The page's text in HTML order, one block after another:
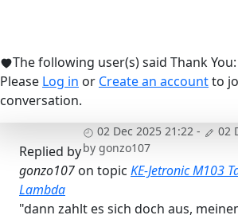
The following user(s) said Thank You:
Please Log in or Create an accountto
conversation.
02 Dec 2025 21:22 - 02
by gonzo107
Replied by
gonzo107on topic KE-Jetronic M103
Lambda
"dann zahlt es sich doch aus,